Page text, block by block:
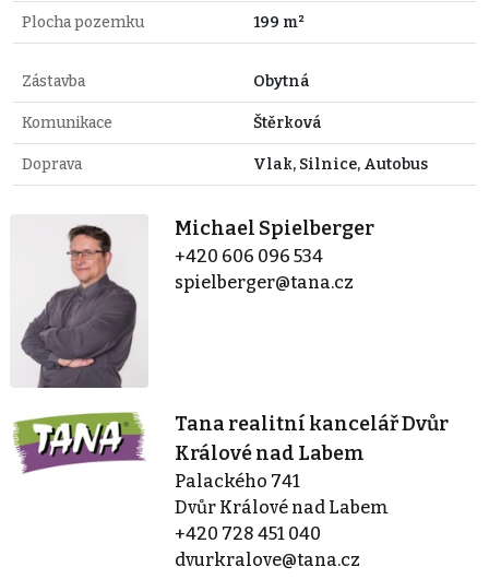
Plocha pozemku 199 m²
Zástavba Obytná
Komunikace Štěrková
Doprava Vlak, Silnice, Autobus
Michael Spielberger
+420 606 096 534
spielberger@tana.cz
Tana realitní kancelář Dvůr
Králové nad Labem
Palackého 741
Dvůr Králové nad Labem
+420 728 451 040
dvurkralove@tana.cz